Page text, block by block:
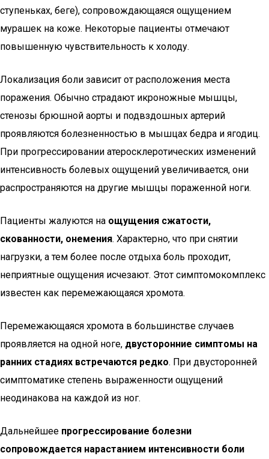
ступеньках, беге), сопровождающаяся ощущением
мурашек на коже. Некоторые пациенты отмечают
повышенную чувствительность к холоду.
Локализация боли зависит от расположения места
поражения. Обычно страдают икроножные мышцы,
стенозы брюшной аорты и подвздошных артерий
проявляются болезненностью в мышцах бедра и ягодиц.
При прогрессировании атеросклеротических изменений
интенсивность болевых ощущений увеличивается, они
распространяются на другие мышцы пораженной ноги.
Пациенты жалуются на ощущения сжатости,
скованности, онемения. Характерно, что при снятии
нагрузки, а тем более после отдыха боль проходит,
неприятные ощущения исчезают. Этот симптомокомплекс
известен как перемежающаяся хромота.
Перемежающаяся хромота в большинстве случаев
проявляется на одной ноге, двусторонние симптомы на
ранних стадиях встречаются редко. При двусторонней
симптоматике степень выраженности ощущений
неодинакова на каждой из ног.
Дальнейшее прогрессирование болезни
сопровождается нарастанием интенсивности боли